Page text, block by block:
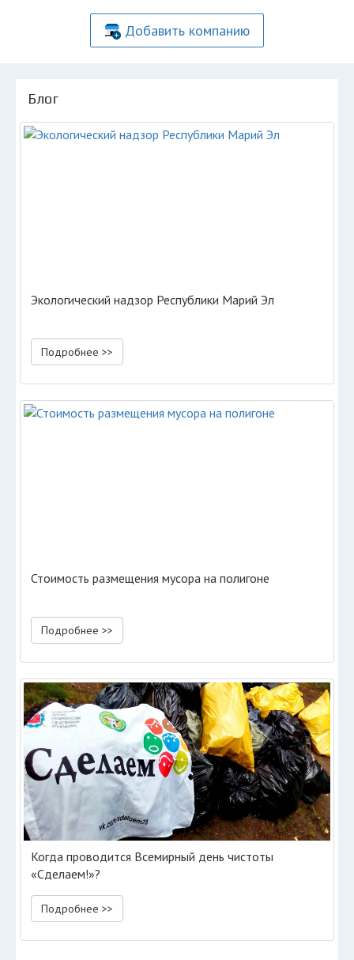
Добавить компанию
Блог
Экологический надзор Республики Марий Эл
Подробнее >>
Стоимость размещения мусора на полигоне
Подробнее >>
Когда проводится Всемирный день чистоты
«Сделаем!»?
Подробнее >>